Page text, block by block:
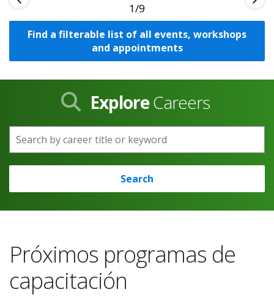
1
Find a filterable list of all events, workshops
and appointments
ExploreCareers
Search by career title or keyword
Search
Próximos programas de
capacitación